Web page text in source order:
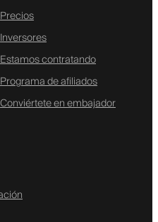
Precios
Inversores
Estamos contratando
Programa de afiliados
Conviértete en embajador